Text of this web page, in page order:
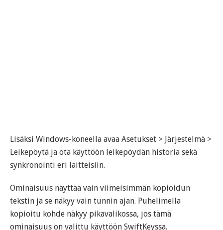
Lisäksi Windows-koneella avaa Asetukset > Järjestelmä >
Leikepöytä ja ota käyttöön leikepöydän historia sekä
synkronointi eri laitteisiin.
Ominaisuus näyttää vain viimeisimmän kopioidun
tekstin ja se näkyy vain tunnin ajan. Puhelimella
kopioitu kohde näkyy pikavalikossa, jos tämä
ominaisuus on valittu käyttöön SwiftKeyssa.